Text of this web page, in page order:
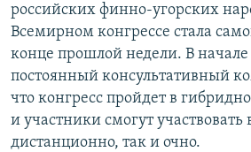
российских финно-угорских
Всемирном конгрессе стала
конце прошлой недели. В
постоянный консультативный
что конгресс пройдет в
и участники смогут участвовать
дистанционно, так и очно.